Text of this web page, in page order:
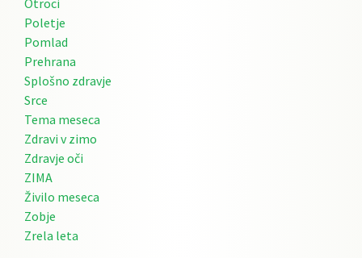
Poletje
Pomlad
Prehrana
Splošno zdravje
Srce
Tema meseca
Zdravi v zimo
Zdravje oči
ZIMA
Živilo meseca
Zobje
Zrela leta